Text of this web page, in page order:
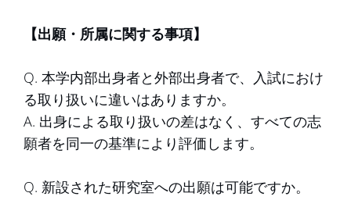
【出願・所属に関する事項】
Q. 本学内部出身者と外部出身者で、入試におけ
る取り扱いに違いはありますか。
A. 出身による取り扱いの差はなく、すべての志
願者を同一の基準により評価します。
Q. 新設された研究室への出願は可能ですか。